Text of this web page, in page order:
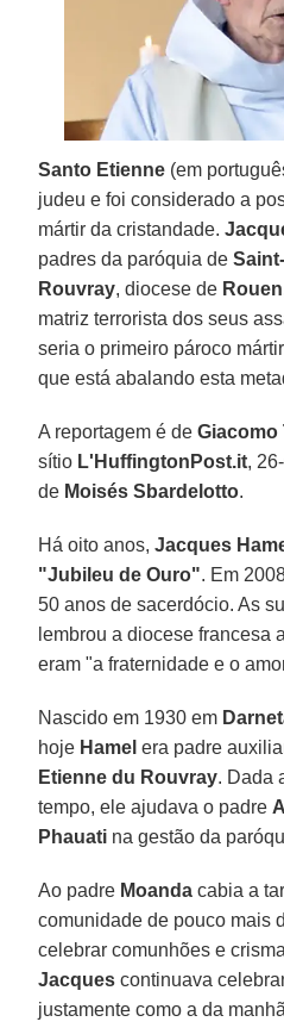
Santo Etienne (em
judeu e foi considerado a
mártir da cristandade.
padres da paróquia de
Rouvray, diocese de Rouen
matriz terrorista dos seus
seria o primeiro pároco
que está abalando esta
A reportagem é deGiacomo
sítio L'HuffingtonPost.it,
de Moisés Sbardelotto.
Há oito anos,Jacques
"Jubileu de Ouro". Em
50 anos de sacerdócio. As
lembrou a diocese francesa
eram "a fraternidade e o
Nascido em 1930 em
hoje Hamel era padre
Etienne du Rouvray. Dada
tempo, ele ajudava o padre
Phauati na gestão da
Ao padre Moanda cabia a
comunidade de pouco mais
celebrar comunhões e
Jacques continuava
justamente como a da